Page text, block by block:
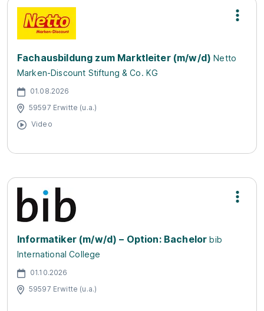
Fachausbildung zum Marktleiter (m/w/d) Netto
Marken-Discount Stiftung & Co. KG
01.08.2026
59597 Erwitte (u.a.)
Video
Informatiker (m/w/d) – Option: Bachelor bib
International College
01.10.2026
59597 Erwitte (u.a.)